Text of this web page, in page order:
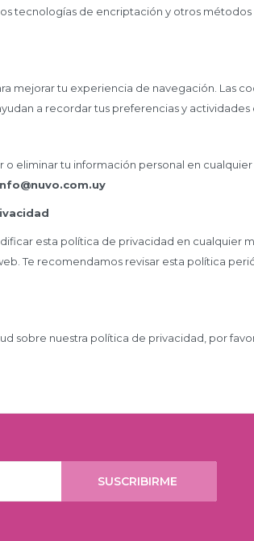
tecnologías de encriptación y otros
mejorar tu experiencia de navegación. Las
a recordar tus preferencias y actividades
eliminar tu información personal en
esta política de privacidad en cualquier
Te recomendamos revisar esta política
sobre nuestra política de privacidad, por
SUSCRIBIRME